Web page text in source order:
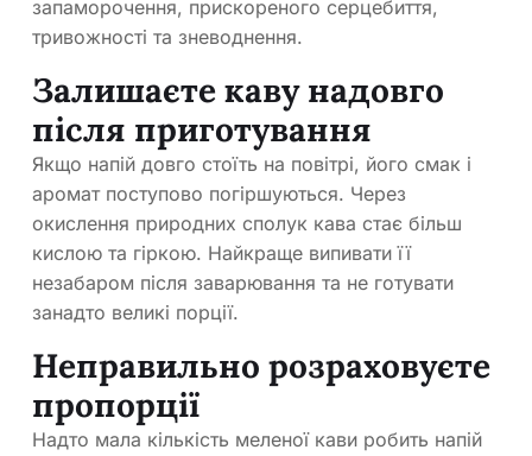
запаморочення, прискореного серцебиття,
тривожності та зневоднення.
Залишаєте каву надовго
після приготування
Якщо напій довго стоїть на повітрі, його смак і
аромат поступово погіршуються. Через
окислення природних сполук кава стає більш
кислою та гіркою. Найкраще випивати її
незабаром після заварювання та не готувати
занадто великі порції.
Неправильно розраховуєте
пропорції
Надто мала кількість меленої кави робить напій